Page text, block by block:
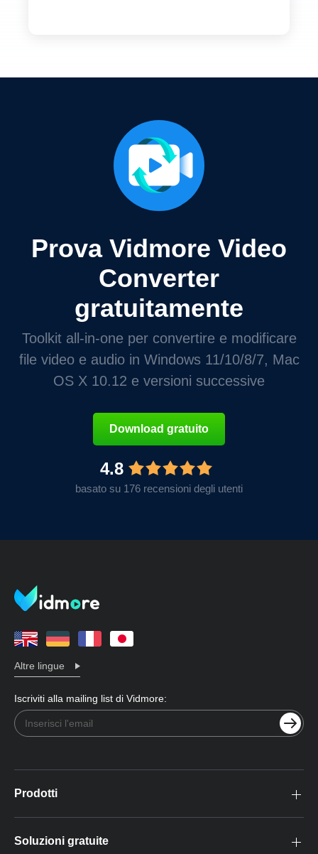
Prova Vidmore Video
Converter
gratuitamente
Toolkit all-in-one per convertire e modificare
file video e audio in Windows 11/10/8/7, Mac
OS X 10.12 e versioni successive
Download gratuito
4.8
basato su 176 recensioni degli utenti
Altre lingue
Iscriviti alla mailing list di Vidmore:
Prodotti
Soluzioni gratuite